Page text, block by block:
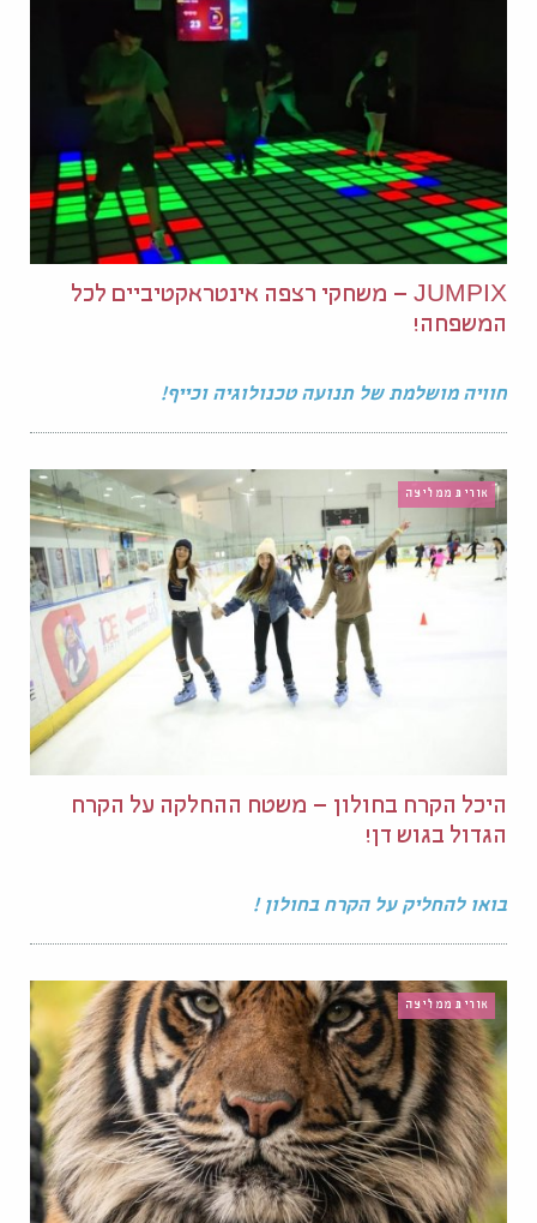
JUMPIX – משחקי רצפה אינטראקטיביים לכל
המשפחה!
חוויה מושלמת של תנועה טכנולוגיה וכייף!
אורית ממליצה
היכל הקרח בחולון – משטח ההחלקה על הקרח
הגדול בגוש דן!
בואו להחליק על הקרח בחולון !
אורית ממליצה